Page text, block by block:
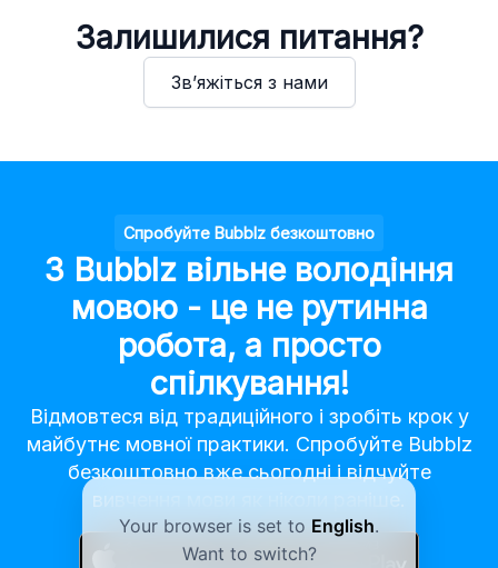
Залишилися питання?
Зв’яжіться з нами
Спробуйте Bubblz безкоштовно
З Bubblz вільне володіння
мовою - це не рутинна
робота, а просто
спілкування!
Відмовтеся від традиційного і зробіть крок у
майбутнє мовної практики. Спробуйте Bubblz
безкоштовно вже сьогодні і відчуйте
вивчення мови як ніколи раніше.
Your browser is set to English.
Want to switch?